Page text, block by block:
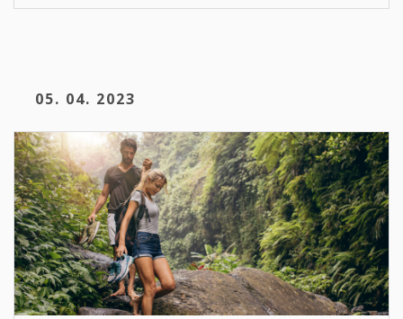
05. 04. 2023